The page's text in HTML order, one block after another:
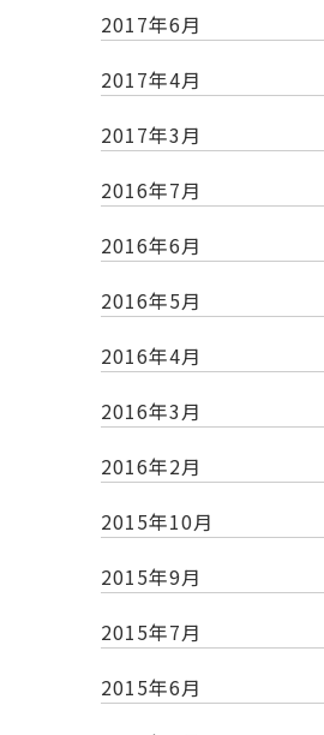
2017年6月
2017年4月
2017年3月
2016年7月
2016年6月
2016年5月
2016年4月
2016年3月
2016年2月
2015年10月
2015年9月
2015年7月
2015年6月